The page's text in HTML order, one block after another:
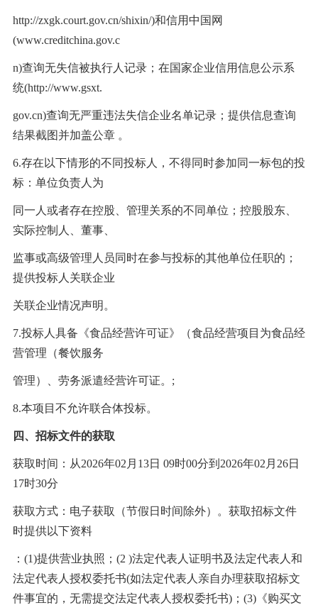
http://zxgk.court.gov.cn/shixin/)和信用中国网
(www.creditchina.gov.c
n)查询无失信被执行人记录；在国家企业信用信息公示系
统(http://www.gsxt.
gov.cn)查询无严重违法失信企业名单记录；提供信息查询
结果截图并加盖公章 。
6.存在以下情形的不同投标人，不得同时参加同一标包的投
标：单位负责人为
同一人或者存在控股、管理关系的不同单位；控股股东、
实际控制人、董事、
监事或高级管理人员同时在参与投标的其他单位任职的；
提供投标人关联企业
关联企业情况声明。
7.投标人具备《食品经营许可证》（食品经营项目为食品经
营管理（餐饮服务
管理）、劳务派遣经营许可证。 ;
8.本项目不允许联合体投标。
四、招标文件的获取
获取时间：从2026年02月13日 09时00分到2026年02月26日
17时30分
获取方式：电子获取（节假日时间除外）。获取招标文件
时提供以下资料
： (1)提供营业执照；(2 )法定代表人证明书及法定代表人和
法定代表人授权委托书(如法定代表人亲自办理获取招标文
件事宜的，无需提交法定代表人授权委托书)；(3)《购买文